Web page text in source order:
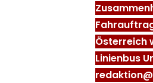
Österreich
Linienbus